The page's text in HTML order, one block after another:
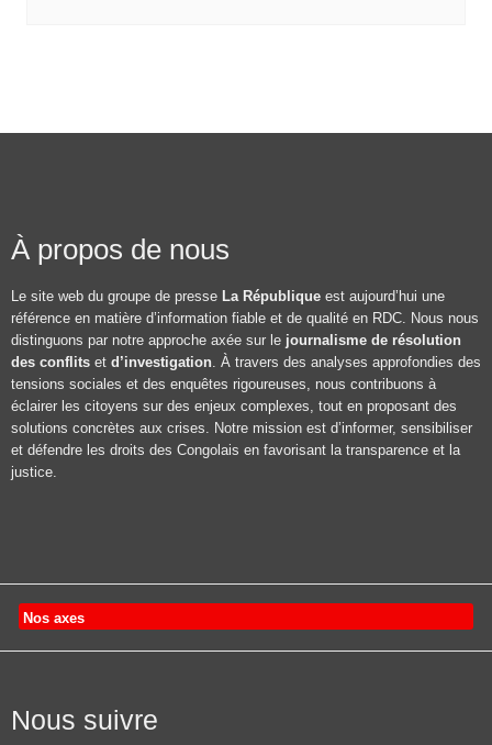
À propos de nous
Le site web du groupe de presse La République est aujourd’hui une
référence en matière d’information fiable et de qualité en RDC. Nous nous
distinguons par notre approche axée sur le journalisme de résolution
des conflits et d’investigation. À travers des analyses approfondies des
tensions sociales et des enquêtes rigoureuses, nous contribuons à
éclairer les citoyens sur des enjeux complexes, tout en proposant des
solutions concrètes aux crises. Notre mission est d’informer, sensibiliser
et défendre les droits des Congolais en favorisant la transparence et la
justice.
Nos axes
Nous suivre